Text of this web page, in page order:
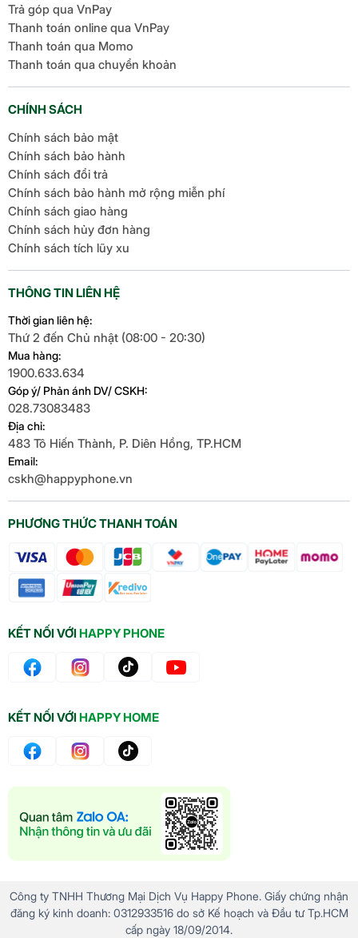
Trả góp qua VnPay
Thanh toán online qua VnPay
Thanh toán qua Momo
Thanh toán qua chuyển khoản
PHƯƠNG THỨC THANH TOÁN
KẾT NỐI VỚIHAPPY PHONE
CHÍNH SÁCH
Chính sách bảo mật
Chính sách bảo hành
Chính sách đổi trả
Chính sách bảo hành mở rộng miễn phí
Chính sách giao hàng
Chính sách hủy đơn hàng
Chính sách tích lũy xu
THÔNG TIN LIÊN HỆ
Thời gian liên hệ:
Thứ 2 đến Chủ nhật (08:00 - 20:30)
Mua hàng:
1900.633.634
Góp ý/ Phản ánh DV/ CSKH:
028.73083483
Địa chỉ:
483 Tô Hiến Thành, P. Diên Hồng, TP.HCM
Email:
cskh@happyphone.vn
KẾT NỐI VỚIHAPPY HOME
Công ty TNHH Thương Mại Dịch Vụ Happy Phone. Giấy chứng nhận
đăng ký kinh doanh: 0312933516 do sở Kế hoạch và Đầu tư Tp.HCM
cấp ngày 18/09/2014.